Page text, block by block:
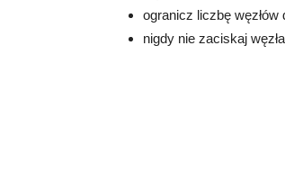
ogranicz liczbę węzłów
nigdy nie zaciskaj